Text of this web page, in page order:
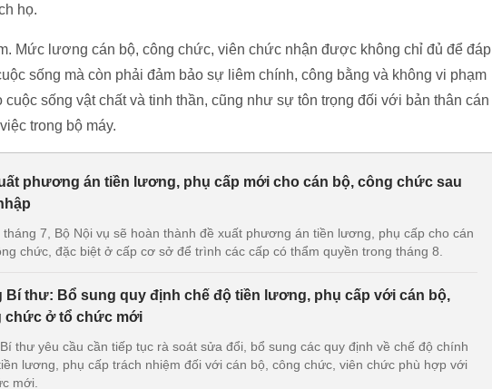
họ.
Mức lương cán bộ, công chức, viên chức nhận được không chỉ đủ để đáp
sống mà còn phải đảm bảo sự liêm chính, công bằng và không vi phạm
sống vật chất và tinh thần, cũng như sự tôn trọng đối với bản thân cán
trong bộ máy.
phương án tiền lương, phụ cấp mới cho cán bộ, công chức sau
tháng 7, Bộ Nội vụ sẽ hoàn thành đề xuất phương án tiền lương, phụ cấp cho cán
chức, đặc biệt ở cấp cơ sở để trình các cấp có thẩm quyền trong tháng 8.
Bí thư: Bổ sung quy định chế độ tiền lương, phụ cấp với cán bộ,
chức ở tổ chức mới
thư yêu cầu cần tiếp tục rà soát sửa đổi, bổ sung các quy định về chế độ chính
lương, phụ cấp trách nhiệm đối với cán bộ, công chức, viên chức phù hợp với
mới.